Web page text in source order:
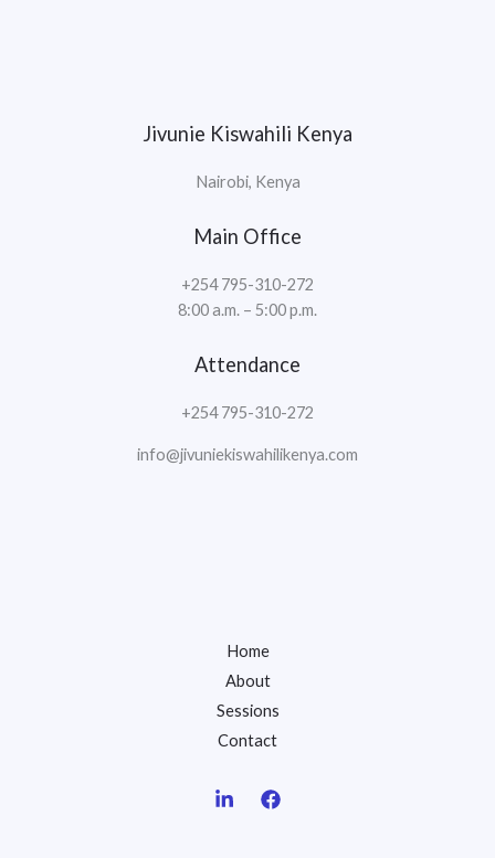
Jivunie Kiswahili Kenya
Nairobi, Kenya
Main Office
+254 795-310-272
8:00 a.m. – 5:00 p.m.
Attendance
+254 795-310-272
info@jivuniekiswahilikenya.com
Home
About
Sessions
Contact